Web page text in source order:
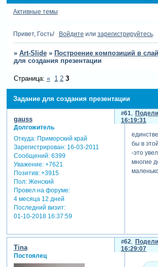
Активные темы
Привет, Гость! Войдите или зарегистрируйтесь.
» Art-Slide » Построение композиций в
для создания презентации
Задание для создания презентации
Страница: « 1 2 3
61
16:19:31
gauss
Долгожитель
Откуда:Приморский край
Зарегистрирован: 16-03-2011
Сообщений:6399
Уважение: +7621
Позитив: +3915
Пол:Женский
Провел на форуме:
4 месяца 12 дней
Последний визит:
01-10-2018 16:37:59
бы в
-это
многие
62
16:29:07
Tina
Постоялец